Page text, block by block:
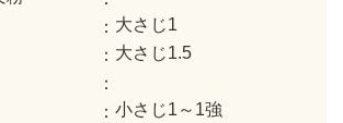
大さじ1
大さじ1.5
小さじ1～1強